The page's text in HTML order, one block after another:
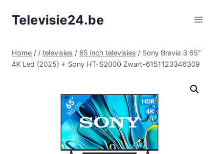
naarTelevisie24.be
Home / / televisies / 65 inch televisies / Sony Bravia 3 65″
4K Led (2025) + Sony HT-S2000 Zwart-6151123346309